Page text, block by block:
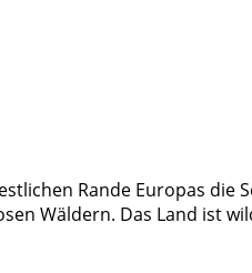
Rande Europas
Wäldern. Das Land ist